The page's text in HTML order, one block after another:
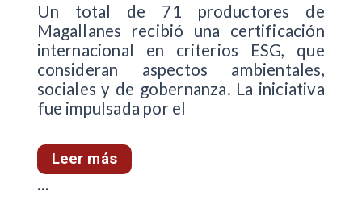
Un total de 71 productores de
Magallanes recibió una certificación
internacional en criterios ESG, que
consideran aspectos ambientales,
sociales y de gobernanza. La iniciativa
fue impulsada por el
Leer más
...